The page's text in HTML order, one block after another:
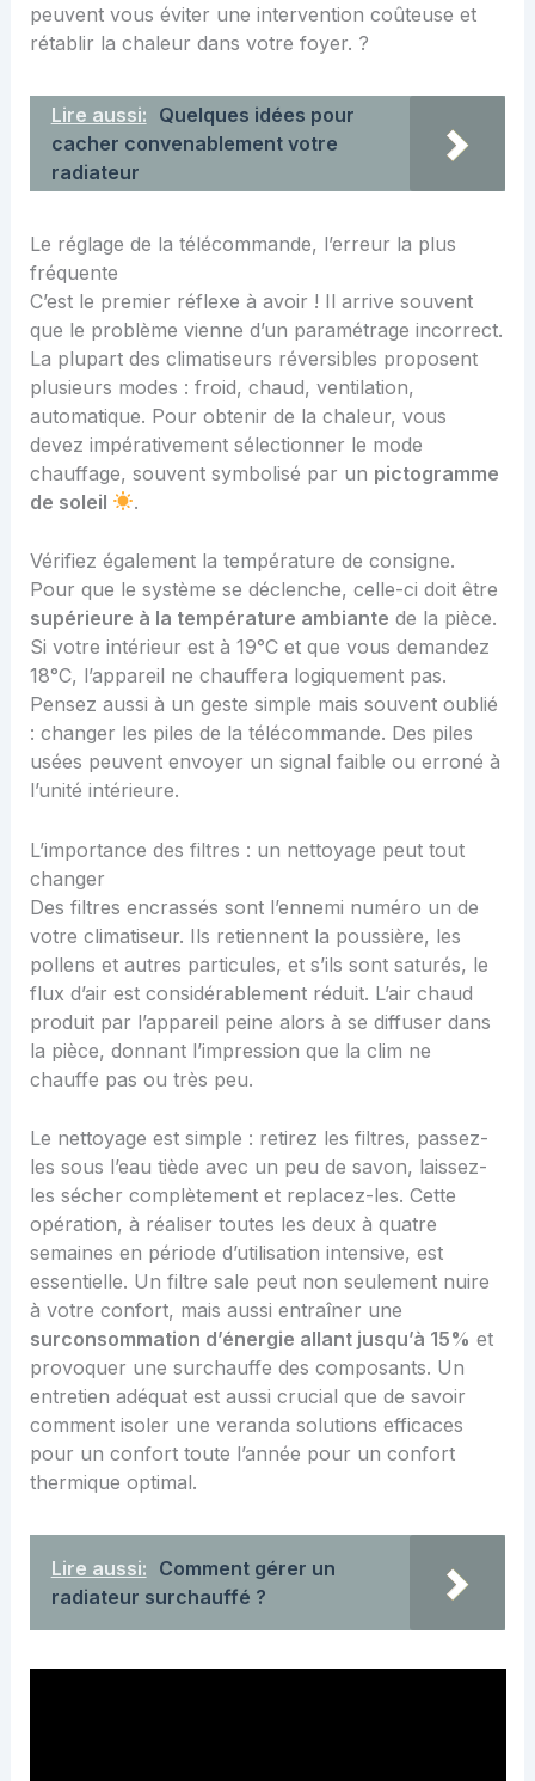
peuvent vous éviter une intervention coûteuse et
rétablir la chaleur dans votre foyer. ?
Lire aussi: Quelques idées pour
cacher convenablement votre
radiateur
Le réglage de la télécommande, l’erreur la plus
fréquente
C’est le premier réflexe à avoir ! Il arrive souvent
que le problème vienne d’un paramétrage incorrect.
La plupart des climatiseurs réversibles proposent
plusieurs modes : froid, chaud, ventilation,
automatique. Pour obtenir de la chaleur, vous
devez impérativement sélectionner le mode
chauffage, souvent symbolisé par un pictogramme
de soleil
.
Vérifiez également la température de consigne.
Pour que le système se déclenche, celle-ci doit être
supérieure à la température ambiante de la pièce.
Si votre intérieur est à 19°C et que vous demandez
18°C, l’appareil ne chauffera logiquement pas.
Pensez aussi à un geste simple mais souvent oublié
: changer les piles de la télécommande. Des piles
usées peuvent envoyer un signal faible ou erroné à
l’unité intérieure.
L’importance des filtres : un nettoyage peut tout
changer
Des filtres encrassés sont l’ennemi numéro un de
votre climatiseur. Ils retiennent la poussière, les
pollens et autres particules, et s’ils sont saturés, le
flux d’air est considérablement réduit. L’air chaud
produit par l’appareil peine alors à se diffuser dans
la pièce, donnant l’impression que la clim ne
chauffe pas ou très peu.
Le nettoyage est simple : retirez les filtres, passez-
les sous l’eau tiède avec un peu de savon, laissez-
les sécher complètement et replacez-les. Cette
opération, à réaliser toutes les deux à quatre
semaines en période d’utilisation intensive, est
essentielle. Un filtre sale peut non seulement nuire
à votre confort, mais aussi entraîner une
surconsommation d’énergie allant jusqu’à 15% et
provoquer une surchauffe des composants. Un
entretien adéquat est aussi crucial que de savoir
comment isoler une veranda solutions efficaces
pour un confort toute l’année pour un confort
thermique optimal.
Lire aussi: Comment gérer un
radiateur surchauffé ?